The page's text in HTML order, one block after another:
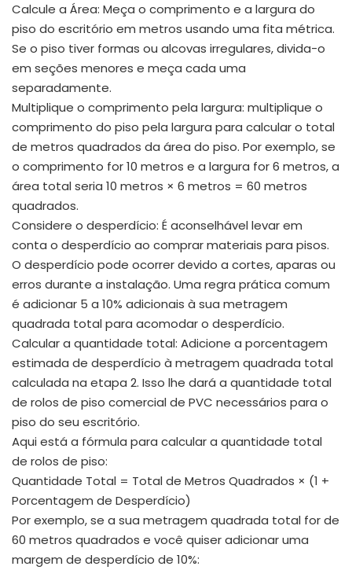
Calcule a Área: Meça o comprimento e a largura do
piso do escritório em metros usando uma fita métrica.
Se o piso tiver formas ou alcovas irregulares, divida-o
em seções menores e meça cada uma
separadamente.
Multiplique o comprimento pela largura: multiplique o
comprimento do piso pela largura para calcular o total
de metros quadrados da área do piso. Por exemplo, se
o comprimento for 10 metros e a largura for 6 metros, a
área total seria 10 metros × 6 metros = 60 metros
quadrados.
Considere o desperdício: É aconselhável levar em
conta o desperdício ao comprar materiais para pisos.
O desperdício pode ocorrer devido a cortes, aparas ou
erros durante a instalação. Uma regra prática comum
é adicionar 5 a 10% adicionais à sua metragem
quadrada total para acomodar o desperdício.
Calcular a quantidade total: Adicione a porcentagem
estimada de desperdício à metragem quadrada total
calculada na etapa 2. Isso lhe dará a quantidade total
de rolos de piso comercial de PVC necessários para o
piso do seu escritório.
Aqui está a fórmula para calcular a quantidade total
de rolos de piso:
Quantidade Total = Total de Metros Quadrados × (1 +
Porcentagem de Desperdício)
Por exemplo, se a sua metragem quadrada total for de
60 metros quadrados e você quiser adicionar uma
margem de desperdício de 10%: